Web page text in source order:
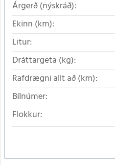
Árgerð (nýskráð):
Ekinn (km):
Litur:
Dráttargeta (kg):
Rafdrægni allt að (km):
Bílnúmer:
Flokkur: